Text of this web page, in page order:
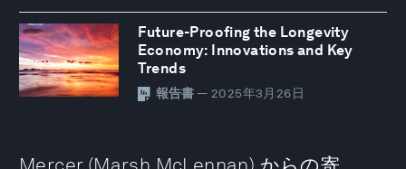
Future-Proofing the Longevity
Economy: Innovations and Key
Trends
報告書 — 2025年3月26日